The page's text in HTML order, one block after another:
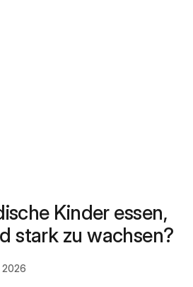
Kinder essen,
stark zu wachsen?
2026